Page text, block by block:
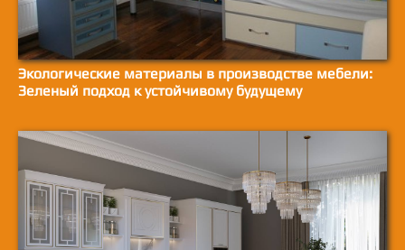
Экологические материалы в производстве мебели:
Зеленый подход к устойчивому будущему